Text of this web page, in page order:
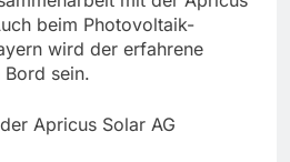
beim Photovoltaik-
wird der erfahrene
sein.
Apricus Solar AG